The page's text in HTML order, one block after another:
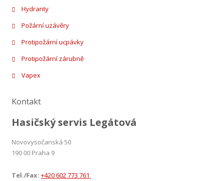
Hydranty
Požární uzávěry
Protipožární ucpávky
Protipožární zárubně
Vapex
Kontakt
Hasičský servis Legátová
Novovysočanská 50
190 00 Praha 9
Tel./Fax: +420 602 773 761